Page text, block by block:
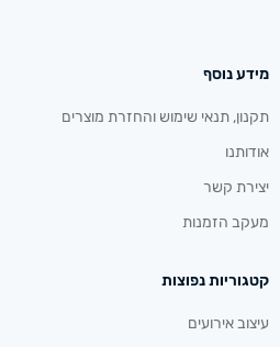
מידע נוסף
תקנון, תנאי שימוש והחזרת מוצרים
אודותנו
יצירת קשר
מעקב הזמנות
קטגוריות נפוצות
עיצוב אירועים